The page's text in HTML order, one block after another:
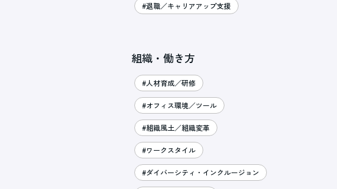
#退職／キャリアアップ支援
組織・働き方
#人材育成／研修
#オフィス環境／ツール
#組織風土／組織変革
#ワークスタイル
#ダイバーシティ・インクルージョン